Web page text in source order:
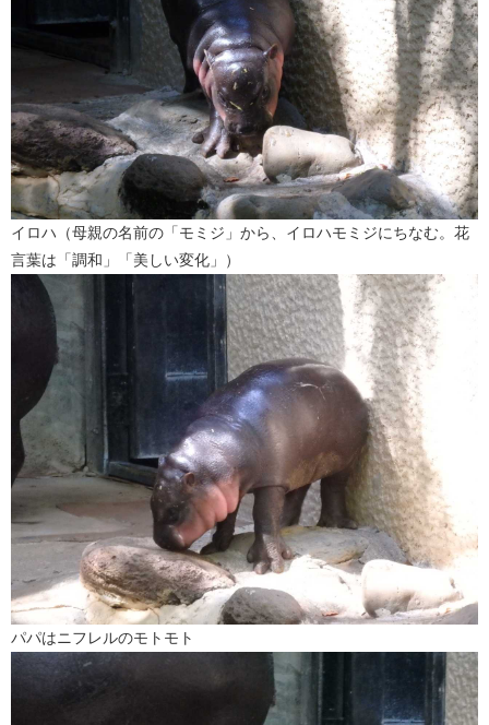
イロハ（母親の名前の「モミジ」から、イロハモミジにちなむ。花
言葉は「調和」「美しい変化」）
パパはニフレルのモトモト